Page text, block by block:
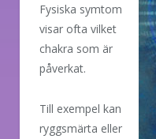
Fysiska symtom
visar ofta vilket
chakra som är
påverkat.
Till exempel kan
ryggsmärta eller